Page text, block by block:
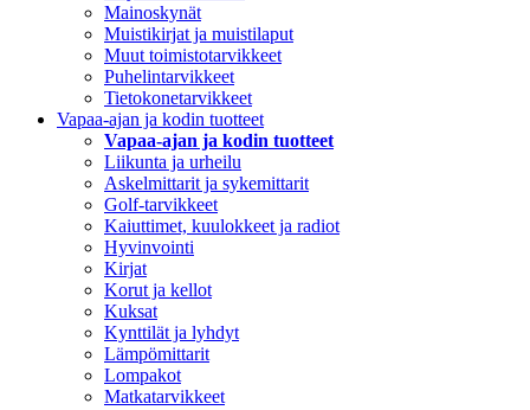
Mainoskynät
Muistikirjat ja muistilaput
Muut toimistotarvikkeet
Puhelintarvikkeet
Tietokonetarvikkeet
Vapaa-ajan ja kodin tuotteet
Vapaa-ajan ja kodin tuotteet
Liikunta ja urheilu
Askelmittarit ja sykemittarit
Golf-tarvikkeet
Kaiuttimet, kuulokkeet ja radiot
Hyvinvointi
Kirjat
Korut ja kellot
Kuksat
Kynttilät ja lyhdyt
Lämpömittarit
Lompakot
Matkatarvikkeet